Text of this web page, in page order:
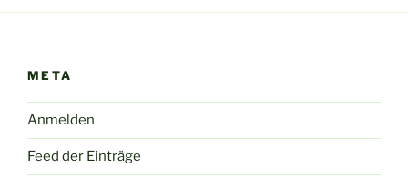
META
Anmelden
Feed der Einträge